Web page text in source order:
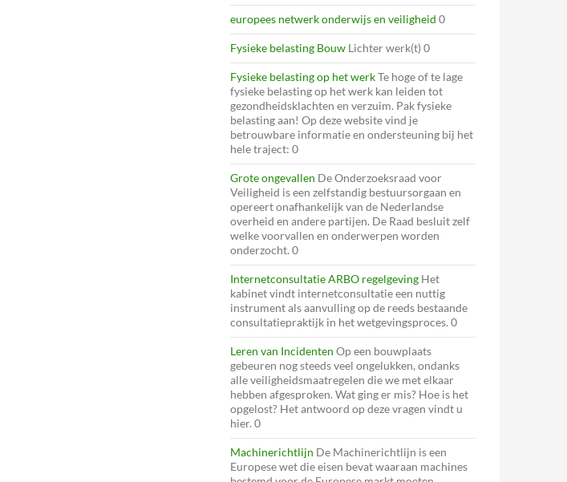
europees netwerk onderwijs en veiligheid 0
Fysieke belasting Bouw Lichter werk(t) 0
Fysieke belasting op het werkTe hoge of te lage
fysieke belasting op het werk kan leiden tot
gezondheidsklachten en verzuim. Pak fysieke
belasting aan! Op deze website vind je
betrouwbare informatie en ondersteuning bij het
hele traject: 0
Grote ongevallen De Onderzoeksraad voor
Veiligheid is een zelfstandig bestuursorgaan en
opereert onafhankelijk van de Nederlandse
overheid en andere partijen. De Raad besluit zelf
welke voorvallen en onderwerpen worden
onderzocht. 0
Internetconsultatie ARBO regelgeving Het
kabinet vindt internetconsultatie een nuttig
instrument als aanvulling op de reeds bestaande
consultatiepraktijk in het wetgevingsproces. 0
Leren van Incidenten Op een bouwplaats
gebeuren nog steeds veel ongelukken, ondanks
alle veiligheidsmaatregelen die we met elkaar
hebben afgesproken. Wat ging er mis? Hoe is het
opgelost? Het antwoord op deze vragen vindt u
hier. 0
Machinerichtlijn De Machinerichtlijn is een
Europese wet die eisen bevat waaraan machines